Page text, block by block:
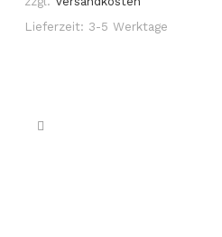
Lieferzeit: 3-5 Werktage